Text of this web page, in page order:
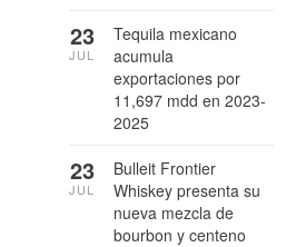
Tequila mexicano
acumula
exportaciones por
11,697 mdd en 2023-
2025
23
JUL
Bulleit Frontier
Whiskey presenta su
nueva mezcla de
bourbon y centeno
23
JUL